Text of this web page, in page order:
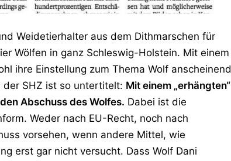
Weidetierhalter aus dem Dithmarschen für
Wölfen in ganz Schleswig-Holstein. Mit einem
ihre Einstellung zum Thema Wolf anscheinend
der SHZ ist so untertitelt: Mit einem „erhängten“
Abschuss des Wolfes. Dabei ist die
Weder nach EU-Recht, noch nach
vorsehen, wenn andere Mittel, wie
erst gar nicht versucht. Dass Wolf Dani